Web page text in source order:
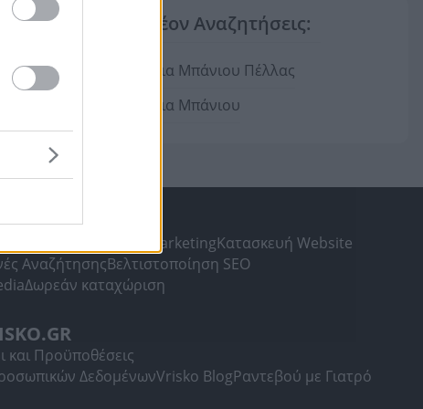
Επιπλέον Αναζητήσεις:
Πλακάκια Μπάνιου Πέλλας
Πλακάκια Μπάνιου
Υπηρεσίες Digital MarketingΚατασκευή Website
ΑναζήτησηςΒελτιστοποίηση SEO
Δωρεάν καταχώριση
και Προϋποθέσεις
ΔεδομένωνVrisko BlogΡαντεβού με Γιατρό